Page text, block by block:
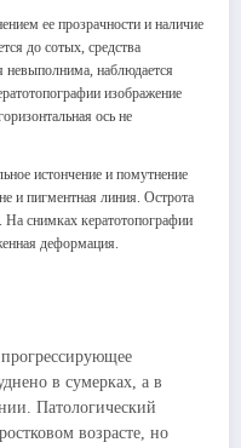
ее прозрачности и наличие
до сотых, средства
невыполнима, наблюдается
изображение
ось не
истончение и помутнение
и пигментная линия. Острота
На снимках кератотопографии
деформация.
в сумерках, а в
Патологический
возрасте, но